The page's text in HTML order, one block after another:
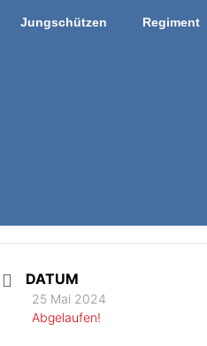
Jungschützen Regiment
DATUM
25 Mai 2024
Abgelaufen!